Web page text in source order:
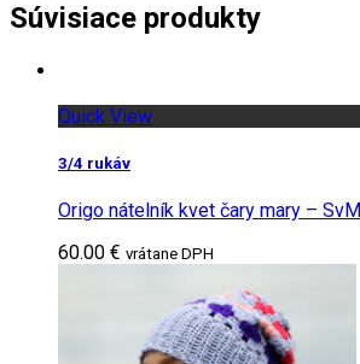
Súvisiace produkty
Quick View
3/4 rukáv
Origo nátelník kvet čary mary – SvM
60.00 € vrátane DPH